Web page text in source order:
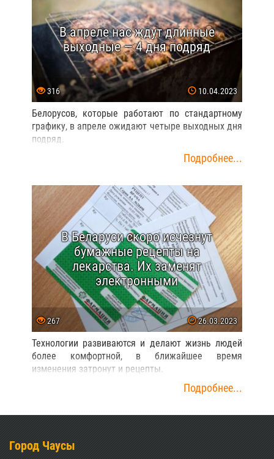
В апреле нас ждут длинные
выходные — 4 дня подряд
316 10.04.2023
Белорусов, которые работают по стандартному
графику, в апреле ожидают четыре выходных дня
подряд.
Подробнее...
В Беларуси скоро исчезнут
бумажные рецепты на
лекарства. Их заменят
электронными
267 26.03.2023
Технологии развиваются и делают жизнь людей
более комфортной, в ближайшее время
изменения затронут и рецепты.
Подробнее...
Город Чаусы